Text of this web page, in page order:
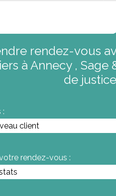
rendez-vous
à Annecy , Sage
de justice
:
rendez-vous :